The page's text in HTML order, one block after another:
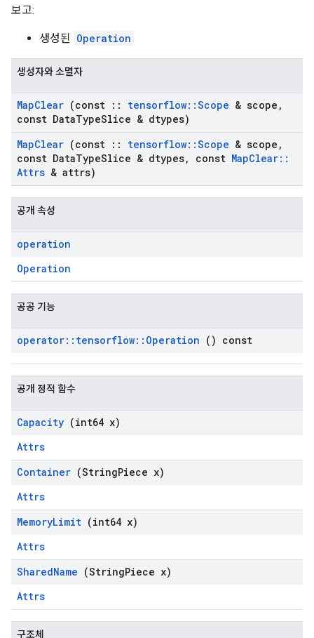
보고:
생성된 Operation
생성자와 소멸자
MapClear (const :: tensorflow::Scope & scope ,
const DataTypeSlice & dtypes)
MapClear (const :: tensorflow::Scope & scope ,
const DataTypeSlice & dtypes, const MapClear::
Attrs & attrs)
공개 속성
operation
Operation
공공 기능
operator:: tensorflow:: Operation () const
공개 정적 함수
Capacity (int64 x)
Attrs
Container (StringPiece x)
Attrs
MemoryLimit (int64 x)
Attrs
SharedName (StringPiece x)
Attrs
구조체